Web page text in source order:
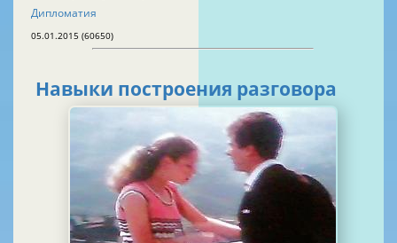
Дипломатия
05.01.2015 (60650)
Навыки построения разговора